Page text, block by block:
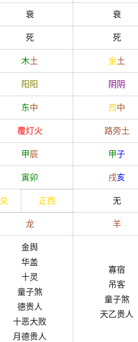
衰 衰
死 死
木土 金土
阳 阳 阴 阴
东中 西中
覆灯火 路旁土
甲辰 甲子
寅卯 戌亥
兑 正西 无
龙 羊
金舆
华盖
十灵
童子煞
德贵人
十恶大败
月德贵人
寡宿
吊客
童子煞
天乙贵人